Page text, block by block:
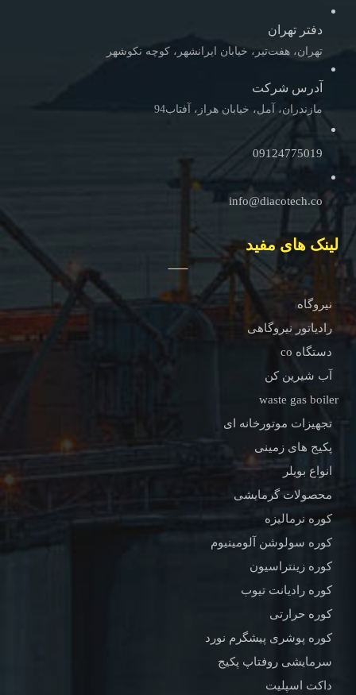
دفتر تهران
تهران، هفت‌تیر، خیابان ایرانشهر، کوچه نکوشهر
آدرس شرکت
مازندران، آمل، خیابان هراز، آفتاب94
09124775019
info@diacotech.co
لینک های مفید
نیروگاه
رادیاتور نیروگاهی
دستگاه co
آب شیرین کن
waste gas boiler
تجهیزات موتورخانه ای
پکیج های زمینی
انواع بویلر
محصولات گرمایشی
کوره نرمالیزه
کوره سولوشن آلومینیوم
کوره زینتراسیون
کوره رادیانت تیوب
کوره حرارتی
کوره پوشری پیشگرم نورد
سرمایشی روفتاپ پکیج
داکت اسپلیت